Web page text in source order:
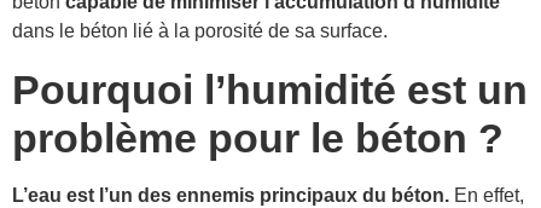
dans le béton lié à la porosité de sa surface.
Pourquoi l’humidité est un
problème pour le béton ?
L’eau est l’un des ennemis principaux du béton. En effet,